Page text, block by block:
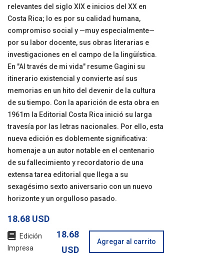
relevantes del siglo XlX e inicios del XX en
Costa Rica; lo es por su calidad humana,
compromiso social y —muy especialmente—
por su labor docente, sus obras literarias e
investigaciones en el campo de la lingüística.
En "Al través de mi vida" resume Gagini su
itinerario existencial y convierte así sus
memorias en un hito del devenir de la cultura
de su tiempo. Con la aparición de esta obra en
1961m la Editorial Costa Rica inició su larga
travesía por las letras nacionales. Por ello, esta
nueva edición es doblemente significativa:
homenaje a un autor notable en el centenario
de su fallecimiento y recordatorio de una
extensa tarea editorial que llega a su
sexagésimo sexto aniversario con un nuevo
horizonte y un orgulloso pasado.
18.68 USD
Edición
Impresa
18.68
USD
Agregar al carrito